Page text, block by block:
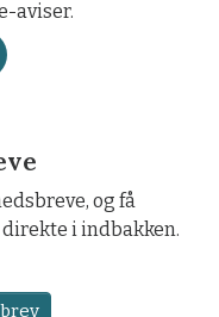
aviser.
og få
i indbakken.